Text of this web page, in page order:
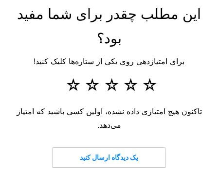
این مطلب چقدر برای شما مفید
بود؟
برای امتیازدهی روی یکی از ستاره‌ها کلیک کنید!
☆
☆
☆
☆
☆
تاکنون هیچ امتیازی داده نشده، اولین کسی باشید که امتیاز
می‌دهد.
یک دیدگاه ارسال کنید